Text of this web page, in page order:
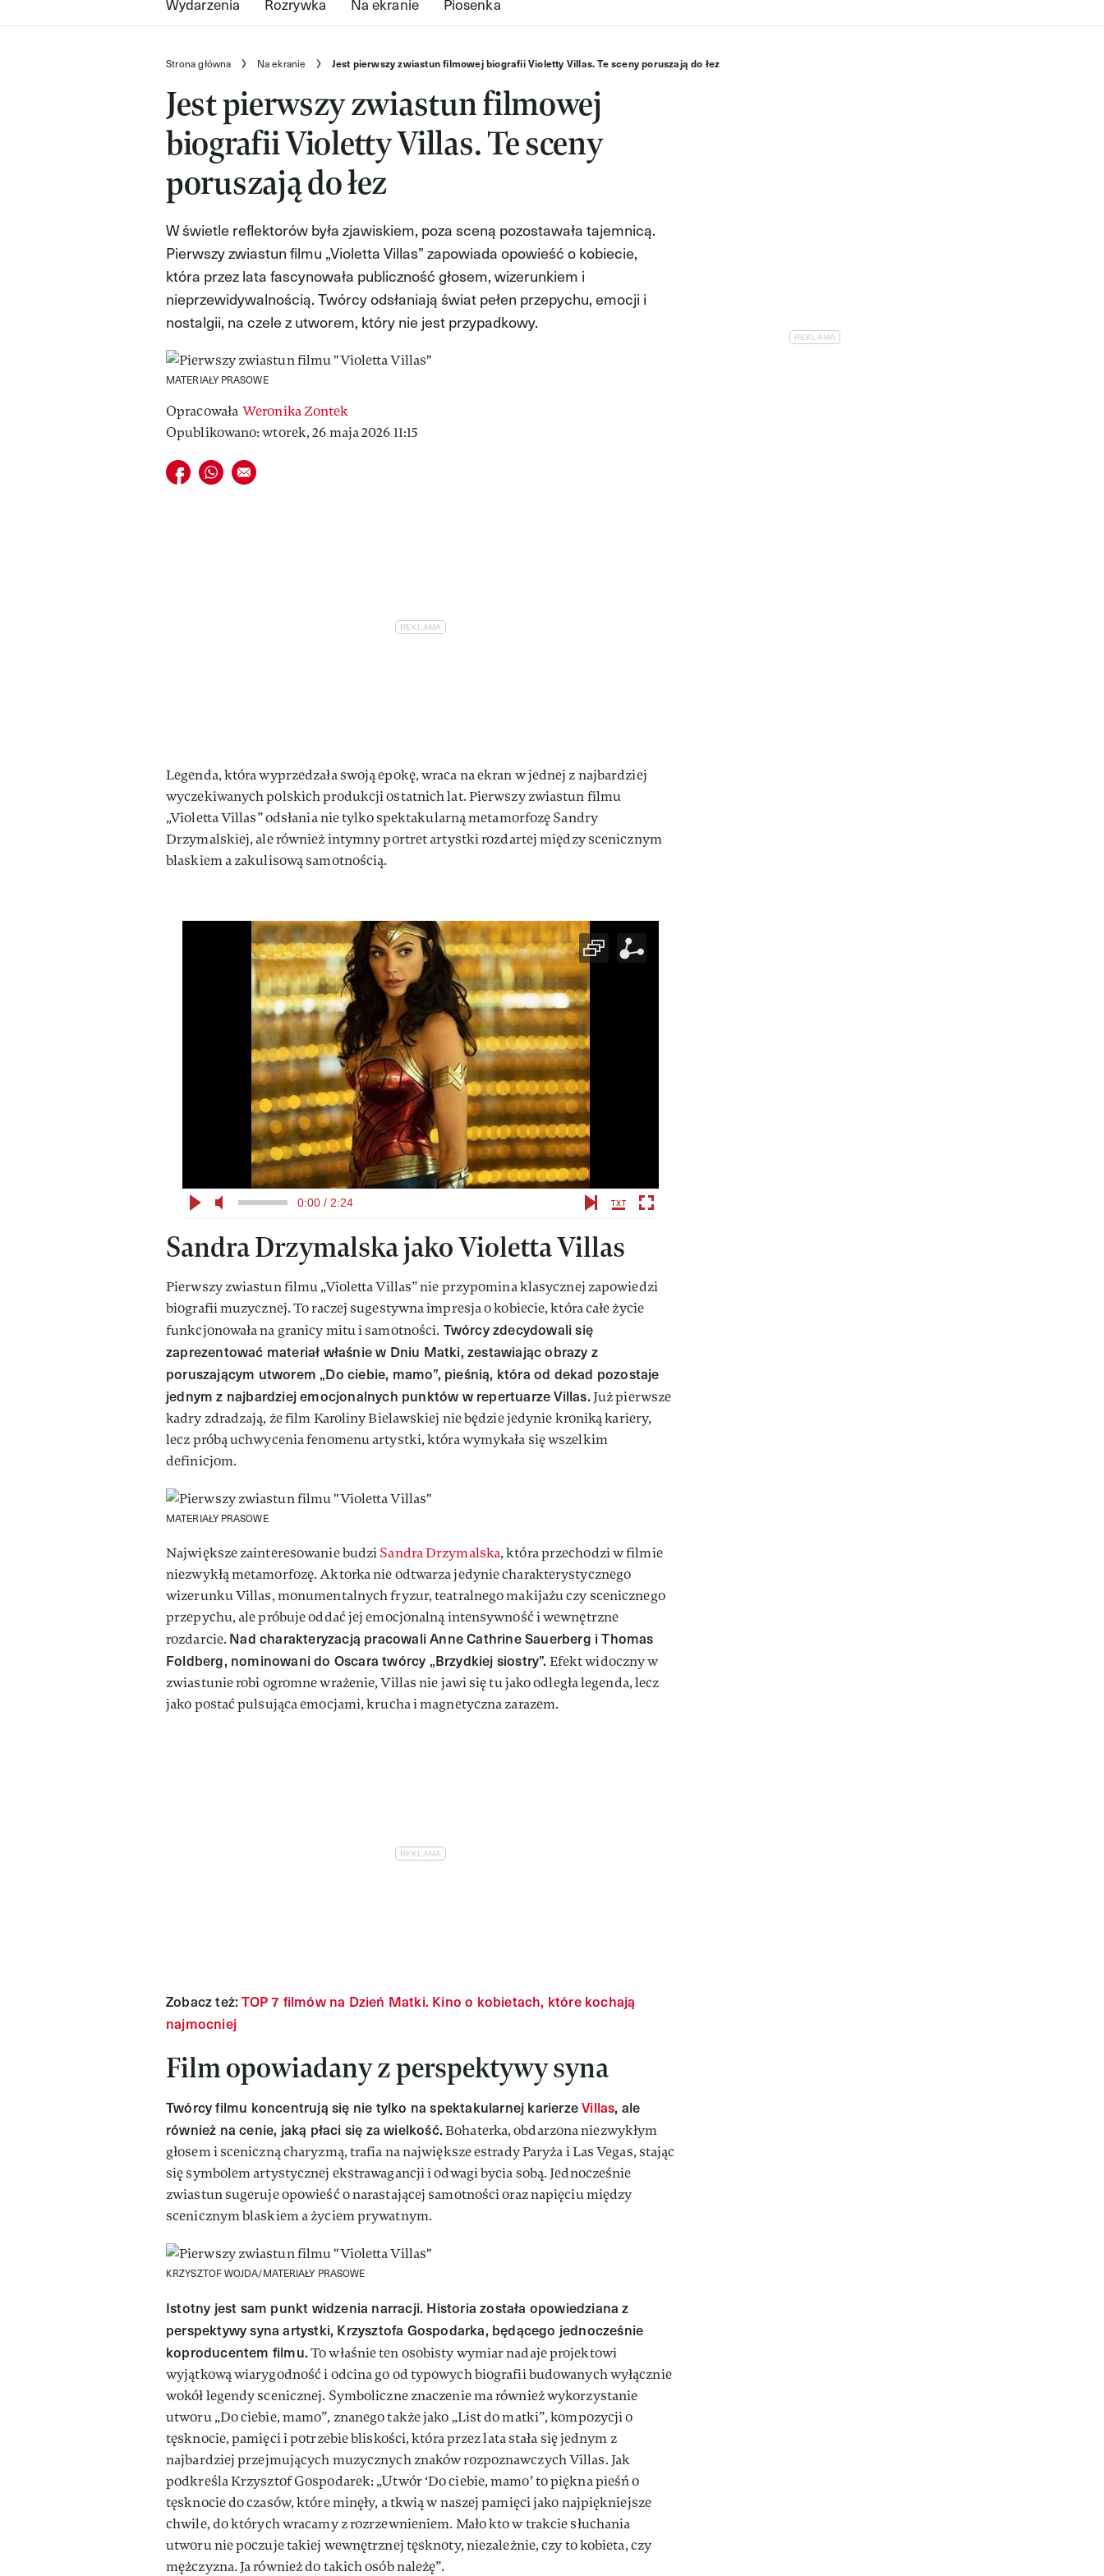
Strona główna Na ekranie Jest pierwszy zwiastun filmowej biografii Violetty Villas. Te sceny poruszają do łez
Jest pierwszy zwiastun filmowej
biografii Violetty Villas. Te sceny
poruszają do łez
W świetle reflektorów była zjawiskiem, poza sceną pozostawała tajemnicą.
Pierwszy zwiastun filmu „Violetta Villas” zapowiada opowieść o kobiecie,
która przez lata fascynowała publiczność głosem, wizerunkiem i
nieprzewidywalnością. Twórcy odsłaniają świat pełen przepychu, emocji i
nostalgii, na czele z utworem, który nie jest przypadkowy.
MATERIAŁY PRASOWE
Opracowała Weronika Zontek
Opublikowano: wtorek, 26 maja 2026 11:15
Udostępnij na facebook
Udostępnij na whatsapp
E-mail do przyjaciela
Legenda, która wyprzedzała swoją epokę, wraca na ekran w jednej z najbardziej
wyczekiwanych polskich produkcji ostatnich lat. Pierwszy zwiastun filmu
„Violetta Villas” odsłania nie tylko spektakularną metamorfozę Sandry
Drzymalskiej, ale również intymny portret artystki rozdartej między scenicznym
blaskiem a zakulisową samotnością.
0:00 / 2:24
Sandra Drzymalska jako Violetta Villas
Pierwszy zwiastun filmu „Violetta Villas” nie przypomina klasycznej zapowiedzi
biografii muzycznej. To raczej sugestywna impresja o kobiecie, która całe życie
funkcjonowała na granicy mitu i samotności. Twórcy zdecydowali się
zaprezentować materiał właśnie w Dniu Matki, zestawiając obrazy z
poruszającym utworem „Do ciebie, mamo”, pieśnią, która od dekad pozostaje
jednym z najbardziej emocjonalnych punktów w repertuarze Villas. Już pierwsze
kadry zdradzają, że film Karoliny Bielawskiej nie będzie jedynie kroniką kariery,
lecz próbą uchwycenia fenomenu artystki, która wymykała się wszelkim
definicjom.
MATERIAŁY PRASOWE
Największe zainteresowanie budziSandra Drzymalska, która przechodzi w filmie
niezwykłą metamorfozę. Aktorka nie odtwarza jedynie charakterystycznego
wizerunku Villas, monumentalnych fryzur, teatralnego makijażu czy scenicznego
przepychu, ale próbuje oddać jej emocjonalną intensywność i wewnętrzne
rozdarcie. Nad charakteryzacją pracowali Anne Cathrine Sauerberg i Thomas
Foldberg, nominowani do Oscara twórcy „Brzydkiej siostry”. Efekt widoczny w
zwiastunie robi ogromne wrażenie, Villas nie jawi się tu jako odległa legenda, lecz
jako postać pulsująca emocjami, krucha i magnetyczna zarazem.
Zobacz też: TOP 7 filmów na Dzień Matki. Kino o kobietach, które kochają
najmocniej
Film opowiadany z perspektywy syna
Twórcy filmu koncentrują się nie tylko na spektakularnej karierzeVillas, ale
również na cenie, jaką płaci się za wielkość.Bohaterka, obdarzona niezwykłym
głosem i sceniczną charyzmą, trafia na największe estrady Paryża i Las Vegas, stając
się symbolem artystycznej ekstrawagancji i odwagi bycia sobą. Jednocześnie
zwiastun sugeruje opowieść o narastającej samotności oraz napięciu między
scenicznym blaskiem a życiem prywatnym.
KRZYSZTOF WOJDA/MATERIAŁY PRASOWE
Istotny jest sam punkt widzenia narracji. Historia została opowiedziana z
perspektywy syna artystki, Krzysztofa Gospodarka, będącego jednocześnie
koproducentem filmu.To właśnie ten osobisty wymiar nadaje projektowi
wyjątkową wiarygodność i odcina go od typowych biografii budowanych wyłącznie
wokół legendy scenicznej. Symboliczne znaczenie ma również wykorzystanie
utworu „Do ciebie, mamo”, znanego także jako „List do matki”, kompozycji o
tęsknocie, pamięci i potrzebie bliskości, która przez lata stała się jednym z
najbardziej przejmujących muzycznych znaków rozpoznawczych Villas. Jak
podkreśla Krzysztof Gospodarek: „Utwór ‘Do ciebie, mamo’ to piękna pieśń o
tęsknocie do czasów, które minęły, a tkwią w naszej pamięci jako najpiękniejsze
chwile, do których wracamy z rozrzewnieniem. Mało kto w trakcie słuchania
utworu nie poczuje takiej wewnętrznej tęsknoty, niezależnie, czy to kobieta, czy
mężczyzna. Ja również do takich osób należę”.